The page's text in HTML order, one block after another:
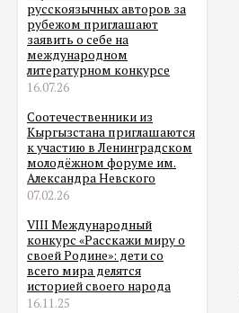
русскоязычных авторов за
рубежом приглашают
заявить о себе на
международном
литературном конкурсе
16.07.26
Соотечественники из
Кыргызстана приглашаются
к участию в Ленинградском
молодёжном форуме им.
Александра Невского
07.02.26
VIII Международный
конкурс «Расскажи миру о
своей Родине»: дети со
всего мира делятся
историей своего народа
16.11.25